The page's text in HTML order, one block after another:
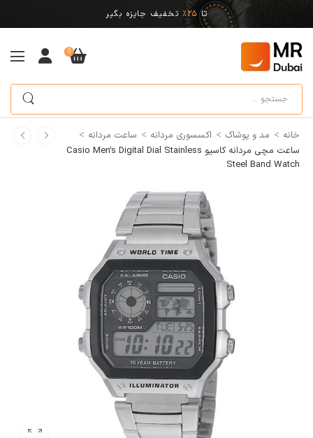
تا 25% تخفیف جایزه بگیر
0
خانه > مد و پوشاک > اکسسوری مردانه > ساعت مردانه >
ساعت مچی مردانه کاسیو Casio Men’s Digital Dial Stainless
Steel Band Watch